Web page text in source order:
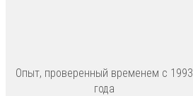
Опыт, проверенный временем с 1993
года